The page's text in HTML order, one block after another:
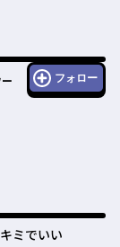
フォロー
ミでいい